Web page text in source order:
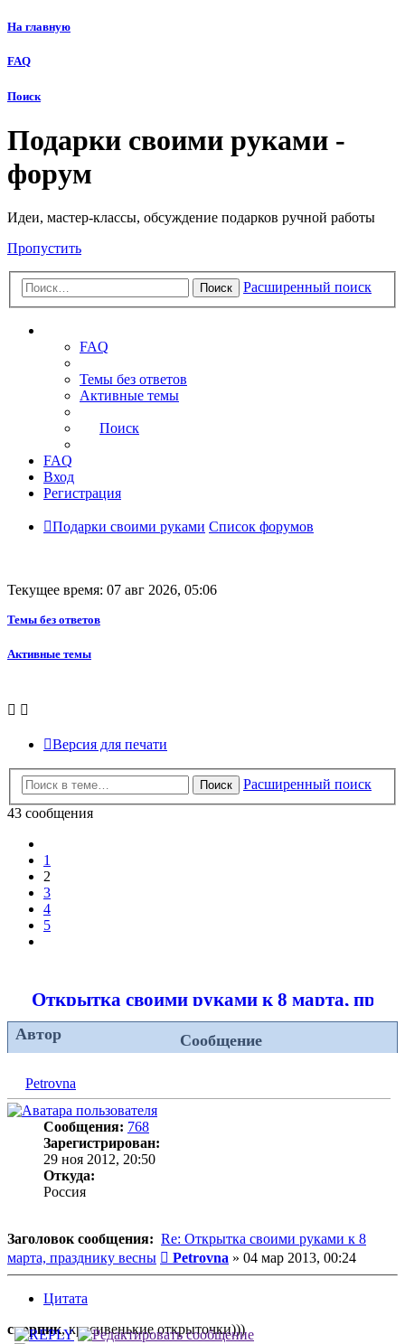
На главную
FAQ
Поиск
Подарки своими руками -
форум
Идеи, мастер-классы, обсуждение подарков ручной работы
Пропустить
Поиск Расширенный поиск
FAQ
Темы без ответов
Активные темы
Поиск
FAQ
Вход
Регистрация
Подарки своими руками Список форумов
Текущее время: 07 авг 2026, 05:06
Темы без ответов
Активные темы
Версия для печати
Поиск
Расширенный поиск
43 сообщения
1
2
3
4
5
Открытка своими руками к 8 марта,
Автор Сообщение
Petrovna
Сообщения: 768
Зарегистрирован:
29 ноя 2012, 20:50
Откуда:
Россия
Заголовок сообщения: Re: Открытка своими руками к 8
марта, празднику весны
Сообщение
Petrovna » 04 мар 2013, 00:24
Цитата
скорпик, красивенькие открыточки)))